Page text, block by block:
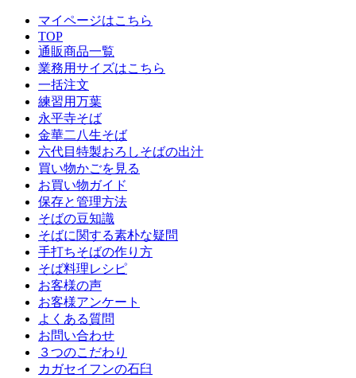
マイページはこちら
TOP
通販商品一覧
業務用サイズはこちら
一括注文
練習用万葉
永平寺そば
金華二八生そば
六代目特製おろしそばの出汁
買い物かごを見る
お買い物ガイド
保存と管理方法
そばの豆知識
そばに関する素朴な疑問
手打ちそばの作り方
そば料理レシピ
お客様の声
お客様アンケート
よくある質問
お問い合わせ
３つのこだわり
カガセイフンの石臼